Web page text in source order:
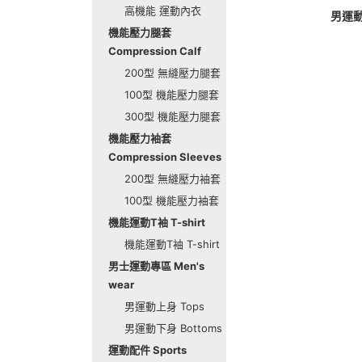
高機能 運動內衣
機能壓力腿套
Compression Calf
200型 無縫壓力腿套
100型 機能壓力腿套
300型 機能壓力腿套
機能壓力袖套
Compression Sleeves
200型 無縫壓力袖套
100型 機能壓力袖套
機能運動T袖 T-shirt
機能運動T袖 T-shirt
男士運動專區 Men's
wear
男運動上身 Tops
男運動下身 Bottoms
運動配件 Sports
男運